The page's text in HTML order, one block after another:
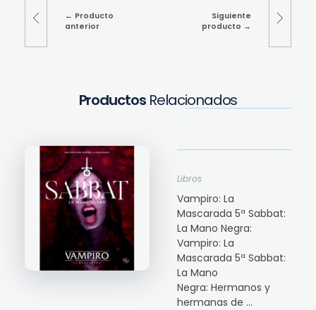
Producto
anterior
Siguiente
producto
Productos Relacionados
Libros
Vampiro: La
Mascarada 5ª Sabbat:
La Mano Negra:
Vampiro: La
Mascarada 5ª Sabbat:
La Mano
Negra: Hermanos y
hermanas de ...